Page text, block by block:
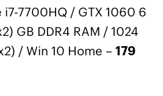
i7-7700HQ / GTX 1060 6
GB DDR4 RAM / 1024
/ Win 10 Home – 179